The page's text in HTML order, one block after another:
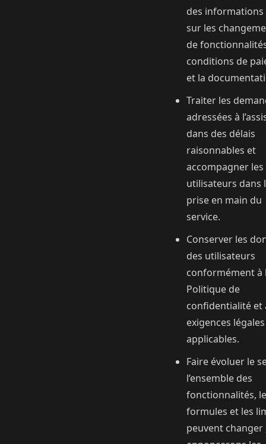
des informations
sur les
de
conditions de
et la
Traiter les
adressées à
dans des délais
raisonnables et
accompagner les
utilisateurs dans
prise en main du
service.
Conserver les
des utilisateurs
conformément à
Politique de
confidentialité et
exigences légales
applicables.
Faire évoluer le
l’ensemble des
fonctionnalités,
formules et les
peuvent changer